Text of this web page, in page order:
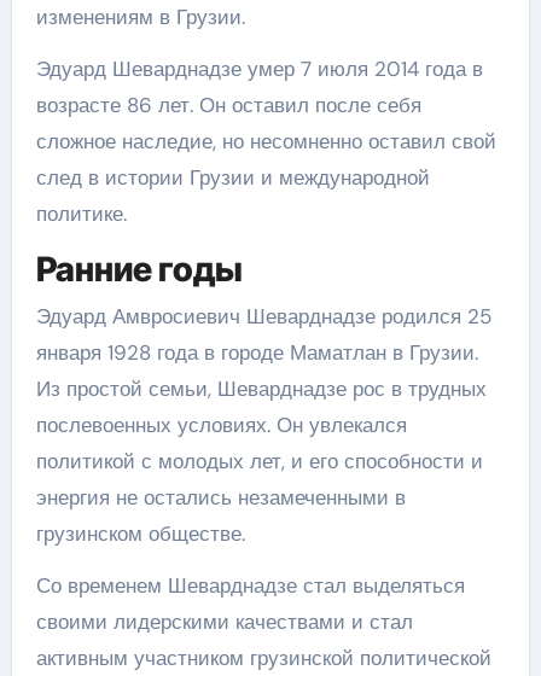
изменениям в Грузии.
Эдуард Шеварднадзе умер 7 июля 2014 года в
возрасте 86 лет. Он оставил после себя
сложное наследие, но несомненно оставил свой
след в истории Грузии и международной
политике.
Ранние годы
Эдуард Амвросиевич Шеварднадзе родился 25
января 1928 года в городе Маматлан в Грузии.
Из простой семьи, Шеварднадзе рос в трудных
послевоенных условиях. Он увлекался
политикой с молодых лет, и его способности и
энергия не остались незамеченными в
грузинском обществе.
Со временем Шеварднадзе стал выделяться
своими лидерскими качествами и стал
активным участником грузинской политической